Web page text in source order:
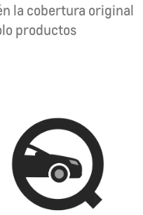
la cobertura original
productos